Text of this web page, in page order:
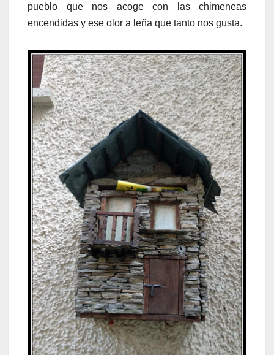
pueblo que nos acoge con las chimeneas
encendidas y ese olor a leña que tanto nos gusta.